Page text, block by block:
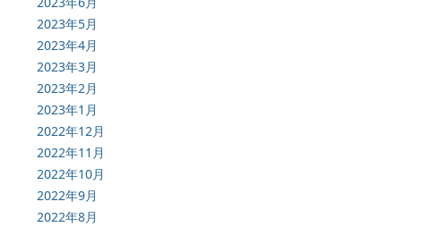
2023年5月
2023年4月
2023年3月
2023年2月
2023年1月
2022年12月
2022年11月
2022年10月
2022年9月
2022年8月